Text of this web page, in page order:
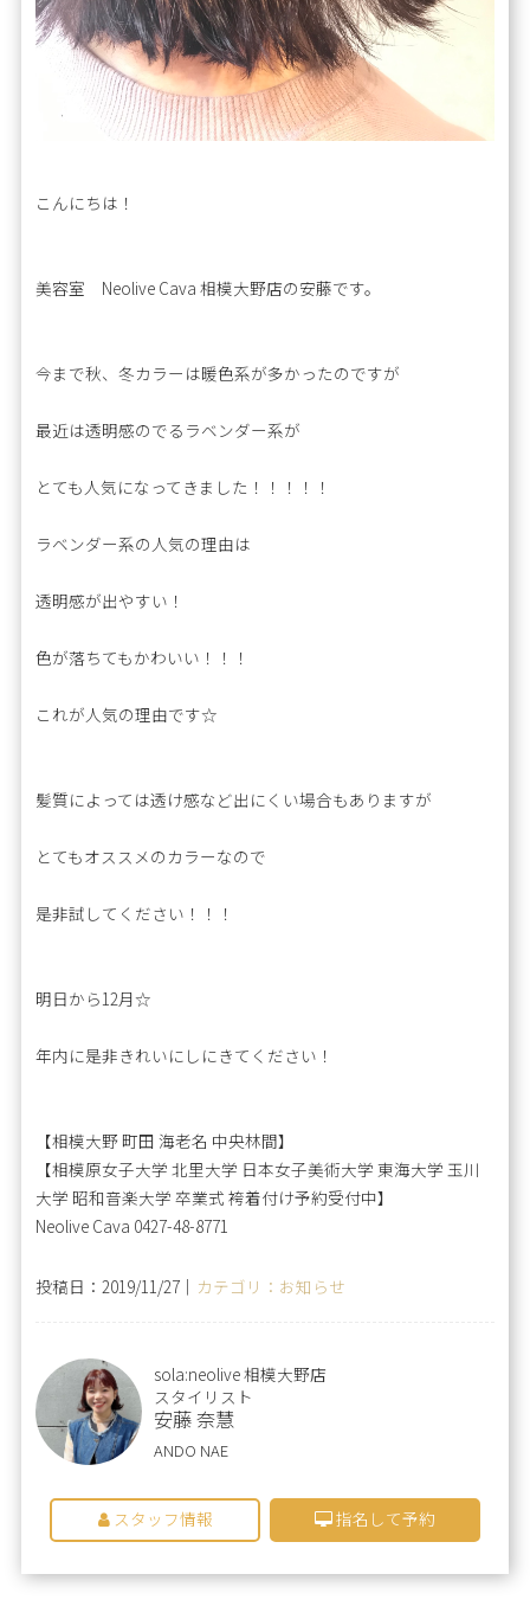
こんにちは！
美容室 Neolive Cava 相模大野店の安藤です。
今まで秋、冬カラーは暖色系が多かったのですが
最近は透明感のでるラベンダー系が
とても人気になってきました！！！！！
ラベンダー系の人気の理由は
透明感が出やすい！
色が落ちてもかわいい！！！
これが人気の理由です☆
髪質によっては透け感など出にくい場合もありますが
とてもオススメのカラーなので
是非試してください！！！
明日から12月☆
年内に是非きれいにしにきてください！
【相模大野 町田 海老名 中央林間】
【相模原女子大学 北里大学 日本女子美術大学 東海大学 玉川
大学 昭和音楽大学 卒業式 袴着付け予約受付中】
Neolive Cava 0427-48-8771
投稿日：2019/11/27｜ カテゴリ：お知らせ
sola:neolive 相模大野店
スタイリスト
安藤 奈慧
ANDO NAE
スタッフ情報 指名して予約